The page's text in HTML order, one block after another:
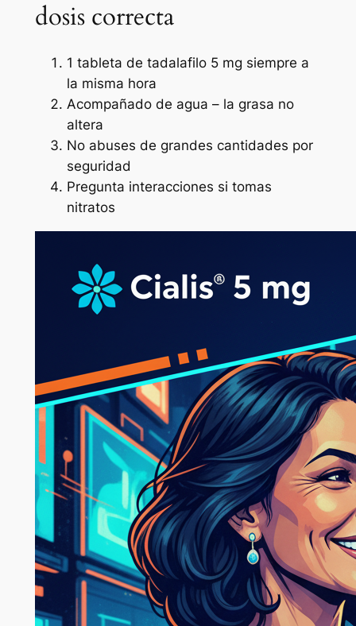
dosis correcta
1 tableta de tadalafilo 5 mg siempre a
la misma hora
Acompañado de agua – la grasa no
altera
No abuses de grandes cantidades por
seguridad
Pregunta interacciones si tomas
nitratos